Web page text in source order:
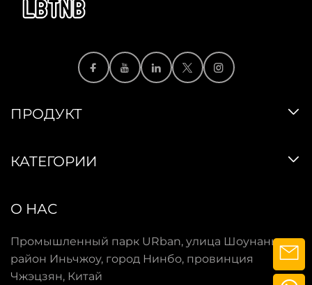
ПРОДУКТ
КАТЕГОРИИ
О НАС
Промышленный парк URban, улица Шоунань,
район Иньчжоу, город Нинбо, провинция
Чжэцзян, Китай